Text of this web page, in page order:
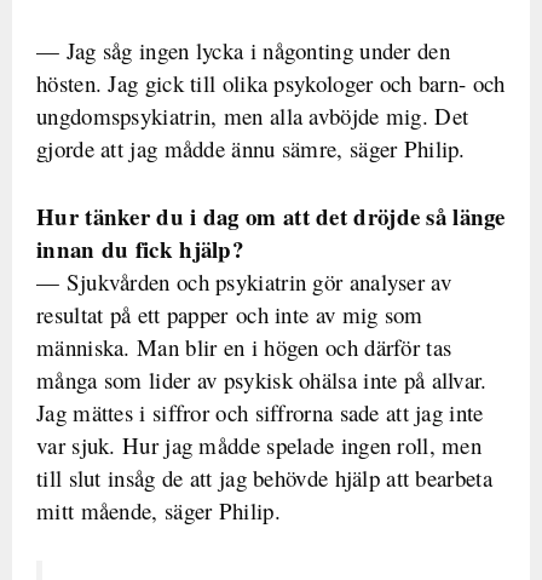
— Jag såg ingen lycka i någonting under den
hösten. Jag gick till olika psykologer och barn- och
ungdomspsykiatrin, men alla avböjde mig. Det
gjorde att jag mådde ännu sämre, säger Philip.
Hur tänker du i dag om att det dröjde så länge
innan du fick hjälp?
— Sjukvården och psykiatrin gör analyser av
resultat på ett papper och inte av mig som
människa. Man blir en i högen och därför tas
många som lider av psykisk ohälsa inte på allvar.
Jag mättes i siffror och siffrorna sade att jag inte
var sjuk. Hur jag mådde spelade ingen roll, men
till slut insåg de att jag behövde hjälp att bearbeta
mitt mående, säger Philip.